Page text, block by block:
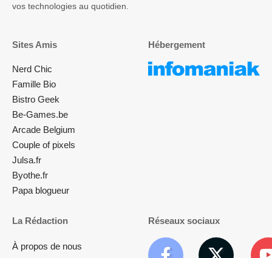
vos technologies au quotidien.
Sites Amis
Nerd Chic
Famille Bio
Bistro Geek
Be-Games.be
Arcade Belgium
Couple of pixels
Julsa.fr
Byothe.fr
Papa blogueur
Hébergement
La Rédaction
À propos de nous
Réseaux sociaux